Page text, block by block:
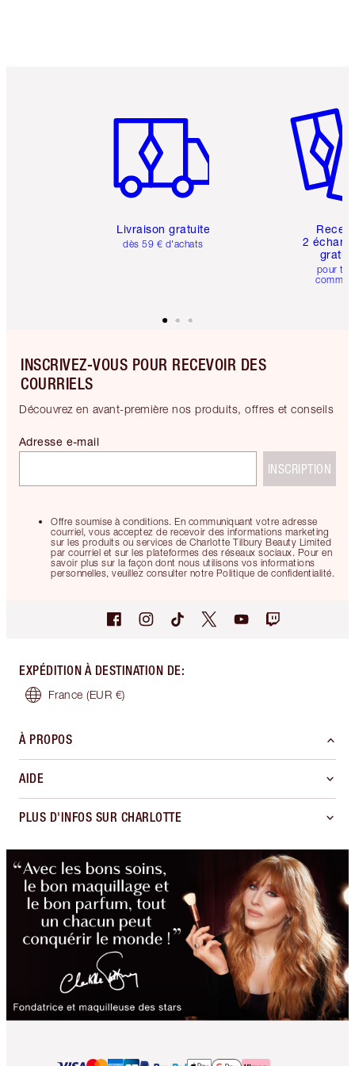
Livraison gratuite
dès 59 € d'achats
2
pour
INSCRIVEZ-VOUS POUR RECEVOIR DES
COURRIELS
Découvrez en avant-première nos produits, offres et conseils
Offre soumise à conditions. En communiquant votre adresse
courriel, vous acceptez de recevoir des informations marketing
sur les produits ou services de Charlotte Tilbury Beauty Limited
par courriel et sur les plateformes des réseaux sociaux. Pour en
savoir plus sur la façon dont nous utilisons vos informations
personnelles, veuillez consulter notre Politique de confidentialité.
Adresse e-mail
INSCRIPTION
EXPÉDITION À DESTINATION DE:
France (EUR €)
À PROPOS
AIDE
PLUS D'INFOS SUR CHARLOTTE